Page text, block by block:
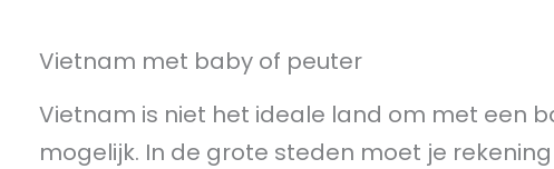
Vietnam met baby of peuter
Vietnam is niet het ideale land om met een
mogelijk. In de grote steden moet je